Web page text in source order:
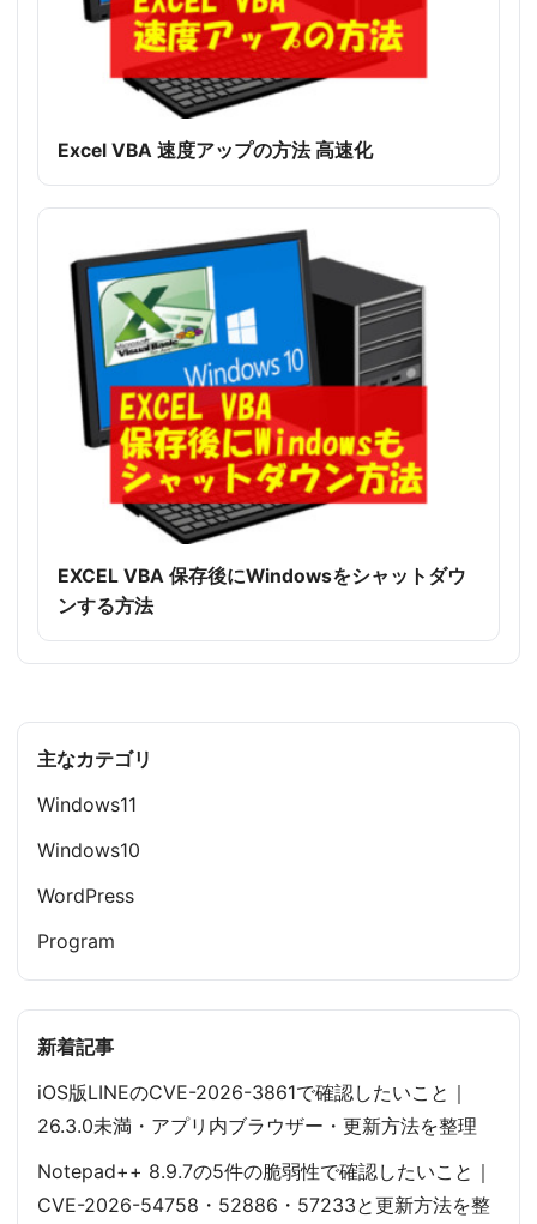
Excel VBA 速度アップの方法 高速化
EXCEL VBA 保存後にWindowsをシャットダウ
ンする方法
主なカテゴリ
Windows11
Windows10
WordPress
Program
新着記事
iOS版LINEのCVE-2026-3861で確認したいこと｜
26.3.0未満・アプリ内ブラウザー・更新方法を整理
Notepad++ 8.9.7の5件の脆弱性で確認したいこと｜
CVE-2026-54758・52886・57233と更新方法を整